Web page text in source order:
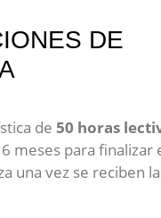
DE
de 50 horas
meses para finalizar
una vez se reciben